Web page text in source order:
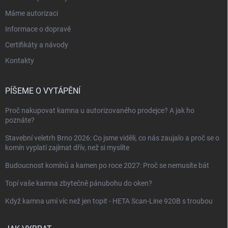
Máme autorizaci
Informace o dopravě
Certifikáty a návody
Kontakty
PÍŠEME O VYTÁPĚNÍ
Proč nakupovat kamna u autorizovaného prodejce? A jak ho
poznáte?
Stavební veletrh Brno 2026: Co jsme viděli, co nás zaujalo a proč se o
komín vyplatí zajímat dřív, než si myslíte
Budoucnost komínů a kamen po roce 2027: Proč se nemusíte bát
Topí vaše kamna zbytečně pánubohu do oken?
Když kamna umí víc než jen topit - HETA Scan-Line 920B s troubou